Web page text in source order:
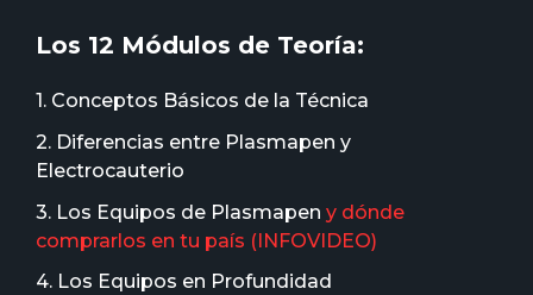
Los 12 Módulos de Teoría:
1. Conceptos Básicos de la Técnica
2. Diferencias entre Plasmapen y
Electrocauterio
3. Los Equipos de Plasmapen y dónde
comprarlos en tu país (INFOVIDEO)
4. Los Equipos en Profundidad